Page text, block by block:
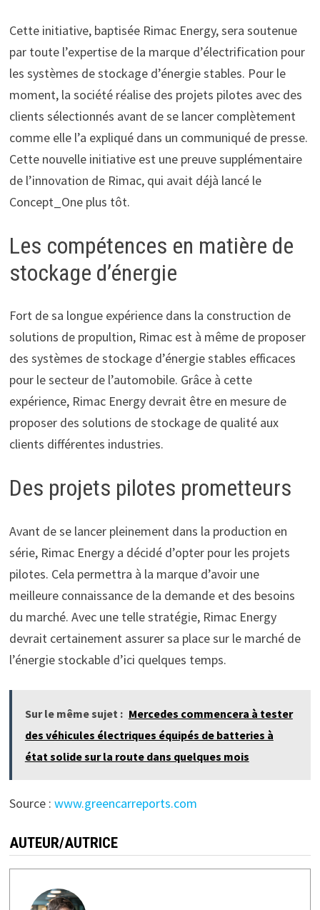
Cette initiative, baptisée Rimac Energy, sera soutenue
par toute l’expertise de la marque d’électrification pour
les systèmes de stockage d’énergie stables. Pour le
moment, la société réalise des projets pilotes avec des
clients sélectionnés avant de se lancer complètement
comme elle l’a expliqué dans un communiqué de presse.
Cette nouvelle initiative est une preuve supplémentaire
de l’innovation de Rimac, qui avait déjà lancé le
Concept_One plus tôt.
Les compétences en matière de
stockage d’énergie
Fort de sa longue expérience dans la construction de
solutions de propultion, Rimac est à même de proposer
des systèmes de stockage d’énergie stables efficaces
pour le secteur de l’automobile. Grâce à cette
expérience, Rimac Energy devrait être en mesure de
proposer des solutions de stockage de qualité aux
clients différentes industries.
Des projets pilotes prometteurs
Avant de se lancer pleinement dans la production en
série, Rimac Energy a décidé d’opter pour les projets
pilotes. Cela permettra à la marque d’avoir une
meilleure connaissance de la demande et des besoins
du marché. Avec une telle stratégie, Rimac Energy
devrait certainement assurer sa place sur le marché de
l’énergie stockable d’ici quelques temps.
Sur le même sujet : Mercedes commencera à tester
des véhicules électriques équipés de batteries à
état solide sur la route dans quelques mois
Source : www.greencarreports.com
AUTEUR/AUTRICE